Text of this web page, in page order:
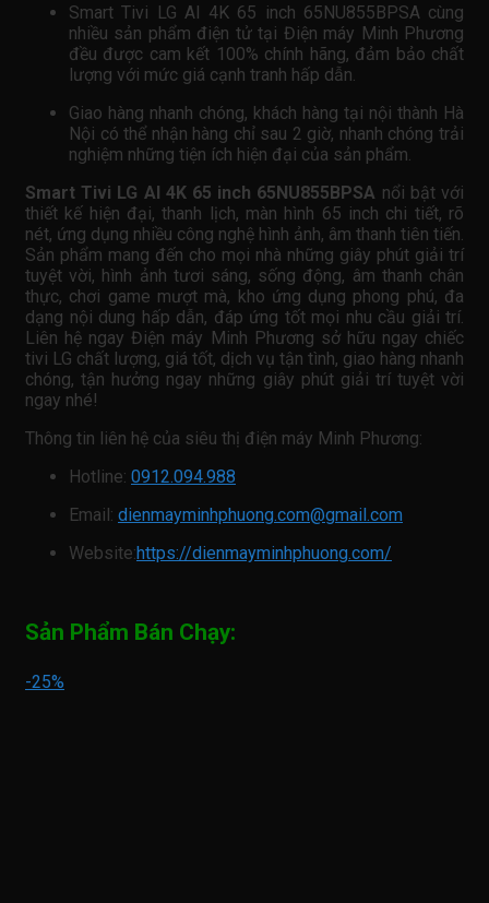
Smart Tivi LG AI 4K 65 inch 65NU855BPSA cùng
nhiều sản phẩm điện tử tại Điện máy Minh Phương
đều được cam kết 100% chính hãng, đảm bảo chất
lượng với mức giá cạnh tranh hấp dẫn.
Giao hàng nhanh chóng, khách hàng tại nội thành Hà
Nội có thể nhận hàng chỉ sau 2 giờ, nhanh chóng trải
nghiệm những tiện ích hiện đại của sản phẩm.
Smart Tivi LG AI 4K 65 inch 65NU855BPSA nổi bật với
thiết kế hiện đại, thanh lịch, màn hình 65 inch chi tiết, rõ
nét, ứng dụng nhiều công nghệ hình ảnh, âm thanh tiên tiến.
Sản phẩm mang đến cho mọi nhà những giây phút giải trí
tuyệt vời, hình ảnh tươi sáng, sống động, âm thanh chân
thực, chơi game mượt mà, kho ứng dụng phong phú, đa
dạng nội dung hấp dẫn, đáp ứng tốt mọi nhu cầu giải trí.
Liên hệ ngay Điện máy Minh Phương sở hữu ngay chiếc
tivi LG chất lượng, giá tốt, dịch vụ tận tình, giao hàng nhanh
chóng, tận hưởng ngay những giây phút giải trí tuyệt vời
ngay nhé!
Thông tin liên hệ của siêu thị điện máy Minh Phương:
Hotline: 0912.094.988
Email: dienmayminhphuong.com@gmail.com
Website:https://dienmayminhphuong.com/
Sản Phẩm Bán Chạy:
-25%